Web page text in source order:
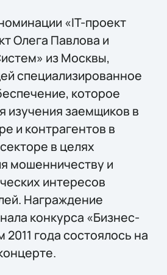
«IT-проект
Олега Павлова и
из Москвы,
специализированное
которое
изучения заемщиков в
и контрагентов в
в целях
мошенничеству и
интересов
Награждение
конкурса «Бизнес-
2011 года состоялось на